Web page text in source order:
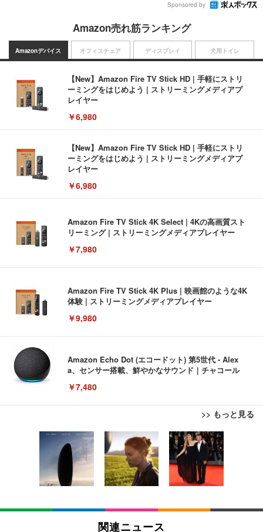
Sponsored by
Amazon売れ筋ランキング
Amazonデバイス
【New】Amazon Fire TV Stick HD | 手軽にストリ
ーミングをはじめよう | ストリーミングメディアプ
レイヤー
￥6,980
【New】Amazon Fire TV Stick HD | 手軽にストリ
ーミングをはじめよう | ストリーミングメディアプ
レイヤー
￥6,980
Amazon Fire TV Stick 4K Select | 4Kの高画質スト
リーミング | ストリーミングメディアプレイヤー
￥7,980
Amazon Fire TV Stick 4K Plus | 映画館のような4K
体験 | ストリーミングメディアプレイヤー
￥9,980
Amazon Echo Dot (エコードット) 第5世代 - Alex
a、センサー搭載、鮮やかなサウンド｜チャコール
￥7,480
>> もっと見る
オフィスチェア
[EdoErgo] オフィスチェア 椅子 テレワーク 疲れな
い 跳ね上げ式アームレスト コンパクト 約105度ロッ
キング pc 事務椅子 360度回転 座面昇降 強化ナイロ
ン樹脂ベース 通気性メッシュ 在宅ワーク H-WY01
(黒網+黒枠+黒足)
￥5,699
SIHOO B100 オフィスチェア／デスクチェア メッシ
ュチェア 人間工学 疲れない ブラック
ディスプレイ
EIZO ビジネス向けプレミアムモニター | FlexScan
EV3240X-WT | 31.5型4K UHD・USB Type-C・ホワ
イト
￥105,595
EIZO ビジネス向けプレミアムモニター | FlexScan
犬用トイレ
Amazonベーシック ペットシーツ 薄型 レギュラー 1
回使い捨て 無香料 ホワイト 300枚
￥3,373
Amazonベーシック ペットシーツ 厚型 ワイド 42枚
x2袋(84枚) ホワイト(吸収面:ライトブルー)
関連ニュース